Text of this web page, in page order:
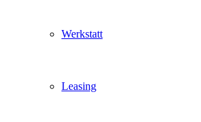
Werkstatt
Leasing